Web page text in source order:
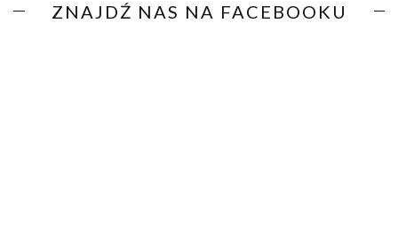
ZNAJDŹ NAS NA FACEBOOKU